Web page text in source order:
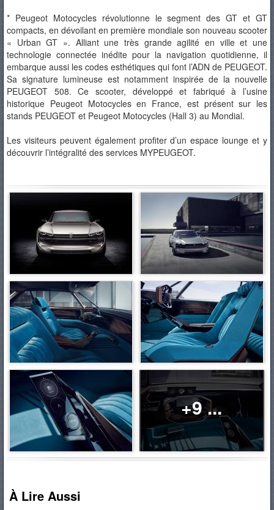
* Peugeot Motocycles révolutionne le segment des GT et GT
compacts, en dévoilant en première mondiale son nouveau scooter
« Urban GT ». Alliant une très grande agilité en ville et une
technologie connectée inédite pour la navigation quotidienne, il
embarque aussi les codes esthétiques qui font l’ADN de PEUGEOT.
Sa signature lumineuse est notamment inspirée de la nouvelle
PEUGEOT 508. Ce scooter, développé et fabriqué à l’usine
historique Peugeot Motocycles en France, est présent sur les
stands PEUGEOT et Peugeot Motocycles (Hall 3) au Mondial.
Les visiteurs peuvent également profiter d’un espace lounge et y
découvrir l’intégralité des services MYPEUGEOT.
+9 ...
À Lire Aussi